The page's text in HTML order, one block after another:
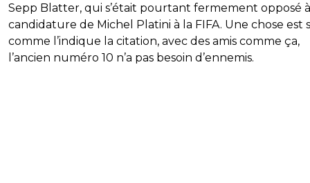
Sepp Blatter, qui s’était pourtant fermement opposé
candidature de Michel Platini à la FIFA. Une chose est
comme l’indique la citation, avec des amis comme ça,
l’ancien numéro 10 n’a pas besoin d’ennemis.